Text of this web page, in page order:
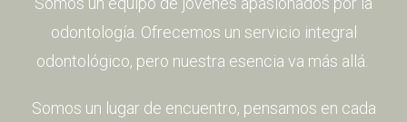
Odontología Preventiva
odontología. Ofrecemos un servicio integral
odontológico, pero nuestra esencia va más allá.
Somos un lugar de encuentro, pensamos en cada